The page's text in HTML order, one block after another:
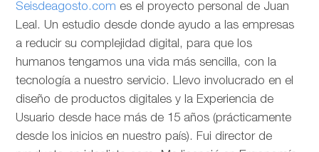
Seisdeagosto.com es el proyecto personal de Juan
Leal. Un estudio desde donde ayudo a las empresas
a reducir su complejidad digital, para que los
humanos tengamos una vida más sencilla, con la
tecnología a nuestro servicio. Llevo involucrado en el
diseño de productos digitales y la Experiencia de
Usuario desde hace más de 15 años (prácticamente
desde los inicios en nuestro país). Fui director de